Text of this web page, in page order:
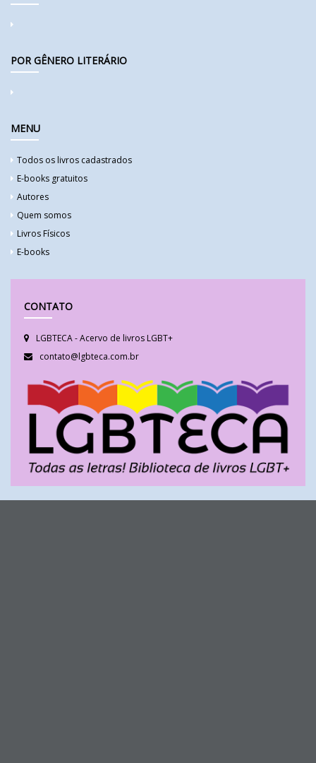
POR GÊNERO LITERÁRIO
MENU
Todos os livros cadastrados
E-books gratuitos
Autores
Quem somos
Livros Físicos
E-books
CONTATO
LGBTECA - Acervo de livros LGBT+
contato@lgbteca.com.br